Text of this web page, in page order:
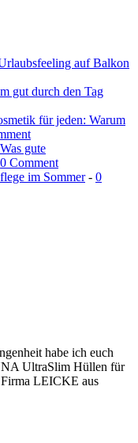
auf Balkon
gut durch den Tag
für jeden: Warum
gute
0 Comment
im Sommer- 0
habe ich euch
UltraSlim Hüllen für
Firma LEICKE aus